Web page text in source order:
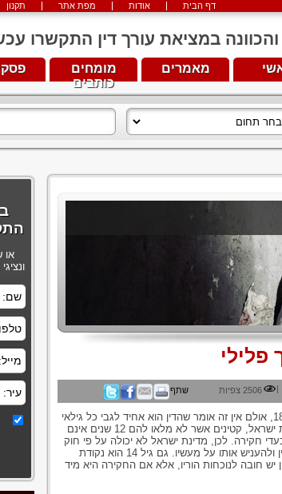
תקנון מפת אתר אודות דף הבית
במציאת עורך דין התקשרו עכשיו ל: 03-
מומחים
כותבים
מאמרים
פלילי
| 2506 צפיות שתף
קטין הוא אמנם כל מי שלא מלאו לו 18, אולם אין זה אומר שהדין הוא אחיד לגבי כל גילאי
הביניים עד אליו. על פי החוק במדינת ישראל, קטינים אשר לא מלאו להם 12 שנים אינם
חקירה. לכן, מדינת ישראל לא יכולה על פי חוק
לעצור קטין עד לגיל 12, להעמידו לדין ולהעניש אותו על מעשיו. גם גיל 14 הוא נקודת
חובה לנוכחות הוריו, אלא אם החקירה היא מיד
או